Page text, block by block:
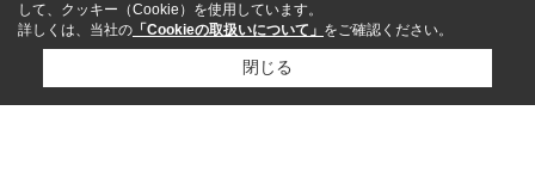
して、クッキー（Cookie）を使用しています。
詳しくは、当社の 「Cookieの取扱いについて」 をご確認ください。
閉じる